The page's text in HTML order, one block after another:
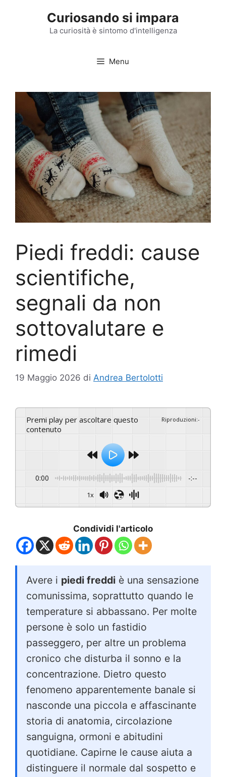
Curiosando si impara
La curiosità è sintomo d'intelligenza
Menu
Piedi freddi: cause
scientifiche,
segnali da non
sottovalutare e
rimedi
19 Maggio 2026 di Andrea Bertolotti
Premi play per ascoltare questo
contenuto
Riproduzioni:-
0:00 -:--
1x
Condividi l'articolo
Avere i piedi freddi è una sensazione
comunissima, soprattutto quando le
temperature si abbassano. Per molte
persone è solo un fastidio
passeggero, per altre un problema
cronico che disturba il sonno e la
concentrazione. Dietro questo
fenomeno apparentemente banale si
nasconde una piccola e affascinante
storia di anatomia, circolazione
sanguigna, ormoni e abitudini
quotidiane. Capirne le cause aiuta a
distinguere il normale dal sospetto e